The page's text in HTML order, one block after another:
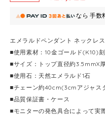
なら 手数
エメラルドペンダント ネックレ
■使用素材：10金ゴールド(K10)
■サイズ：トップ直径約3.5mmX
■使用石：天然エメラルド1石
■チェーン約40cm(3cmアジャス
■品質保証書・ケース
■モニターの発色具合によって実